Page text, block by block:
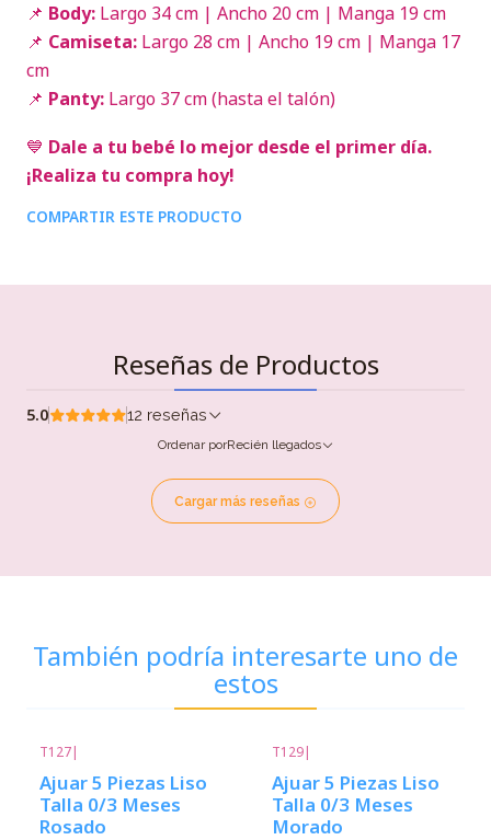
📌 Body: Largo 34 cm | Ancho 20 cm | Manga 19 cm
📌 Camiseta: Largo 28 cm | Ancho 19 cm | Manga 17
cm
📌 Panty: Largo 37 cm (hasta el talón)
💙 Dale a tu bebé lo mejor desde el primer día.
¡Realiza tu compra hoy!
COMPARTIR ESTE PRODUCTO
Reseñas de Productos
5.0 12 reseñas
Ordenar porRecién llegados
Cargar más reseñas
También podría interesarte uno de
estos
T127|
Ajuar 5 Piezas Liso
Talla 0/3 Meses
Rosado
T129|
Ajuar 5 Piezas Liso
Talla 0/3 Meses
Morado